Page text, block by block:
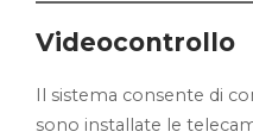
Videocontrollo
Il sistema consente di
sono installate le